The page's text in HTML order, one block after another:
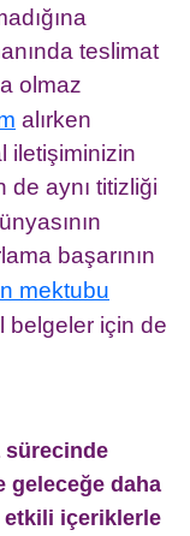
teslimat
olmaz
alırken
iletişiminizin
aynı titizliği
başarının
mektubu
belgeler için de
sürecinde
geleceğe daha
etkili içeriklerle